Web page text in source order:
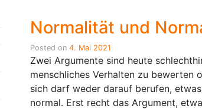
Normalität und
Posted on 4. Mai 2021
Zwei Argumente sind heute
menschliches Verhalten zu bewerten
sich darf weder darauf berufen,
normal. Erst recht das Argument,